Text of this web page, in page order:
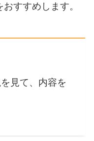
すすめします。
見て、内容を